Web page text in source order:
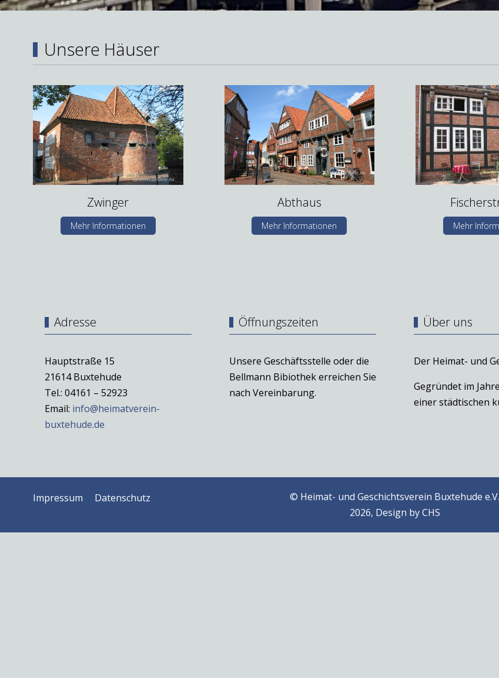
Unsere Häuser
Zwinger
Mehr Informationen
Abthaus
Mehr Informationen Mehr
Adresse
Hauptstraße 15
21614 Buxtehude
Tel.: 04161 – 52923
Email: info@heimatverein-
buxtehude.de
Öffnungszeiten
Unsere Geschäftsstelle oder die
Bellmann Bibiothek erreichen Sie
nach Vereinbarung.
Über uns
Der Heimat- und
Gegründet im
einer städtischen
Impressum Datenschutz
© Heimat- und Geschichtsverein Buxtehude e.V.
2026, Design byCHS